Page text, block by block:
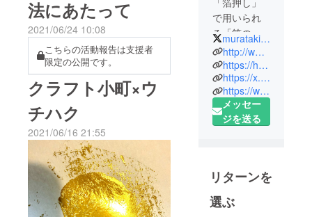
方を除いては明日中にはウ
チハクはお手元に届きま
す。）この度ははじめての
クラウドファンディングと
いう事もあり、右も左もわ
からないままスタートしま
したが、多くの方のご支援
をいただき、ウチハクが世
に送り出せたこと本当に嬉
しく思います。ご支援いた
だいた皆様本当にありがと
法にあたって
2021/06/24 10:08
こちらの活動報告は支援者
限定の公開です。
クラフト小町×ウ
チハク
2021/06/16 21:55
で用いられ
る「箔の製
造販売」を
おこなう世
界でも珍し
い企業で
す。
ア、コンビ
ニ、百貨店
などで手に
muratakimpaku
http://www.murata-kimpaku.com/
https://haku89.base.shop/
https://x.com/muratakimpaku
https://www.instagram.com/minami_muratakimpaku/
メッセー
ジを送る
リターンを
選ぶ